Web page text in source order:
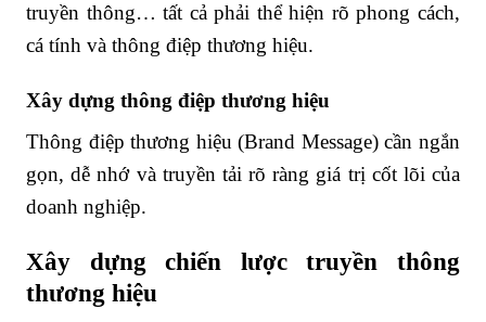
truyền thông… tất cả phải thể hiện rõ phong cách,
cá tính và thông điệp thương hiệu.
Xây dựng thông điệp thương hiệu
Thông điệp thương hiệu (Brand Message) cần ngắn
gọn, dễ nhớ và truyền tải rõ ràng giá trị cốt lõi của
doanh nghiệp.
Xây dựng chiến lược truyền thông
thương hiệu